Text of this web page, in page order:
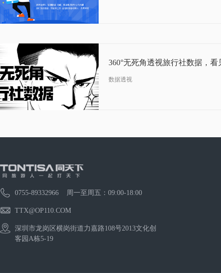
10-25
2019
数据透视
0755-89332966 周一至周五：09:00-18:00
TTX@OP110.COM
深圳市龙岗区横岗街道力嘉路108号2013文化创
客园A栋5-19